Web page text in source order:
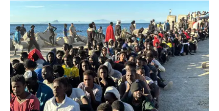
CRISIS MIGRATORIA